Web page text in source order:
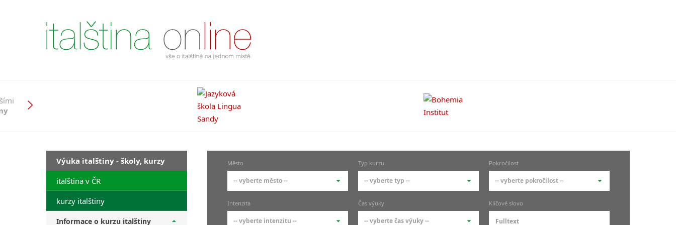
Výuka italštiny - školy, kurzy
italština v ČR
kurzy italštiny
Informace o kurzu italštiny
Město
-- vyberte město --
-- vyberte město --
pražské městské části
Typ kurzu
-- vyberte typ --
-- vyberte typ --
základní členění kurzů
Pokročilost
-- vyberte pokročilost --
-- vyberte pokročilost --
Intenzita
-- vyberte intenzitu --
Čas výuky
-- vyberte čas výuky --
Klíčové slovo